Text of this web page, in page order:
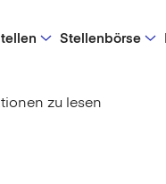
Stellenbörse
zu lesen